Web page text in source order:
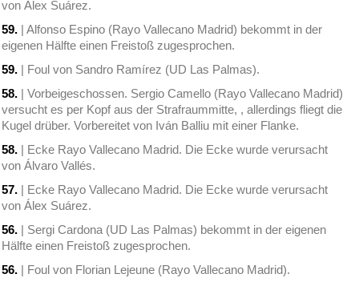
von Álex Suárez.
59. | Alfonso Espino (Rayo Vallecano Madrid) bekommt in der
eigenen Hälfte einen Freistoß zugesprochen.
59. | Foul von Sandro Ramírez (UD Las Palmas).
58. | Vorbeigeschossen. Sergio Camello (Rayo Vallecano Madrid)
versucht es per Kopf aus der Strafraummitte, , allerdings fliegt die
Kugel drüber. Vorbereitet von Iván Balliu mit einer Flanke.
58. | Ecke Rayo Vallecano Madrid. Die Ecke wurde verursacht
von Álvaro Vallés.
57. | Ecke Rayo Vallecano Madrid. Die Ecke wurde verursacht
von Álex Suárez.
56. | Sergi Cardona (UD Las Palmas) bekommt in der eigenen
Hälfte einen Freistoß zugesprochen.
56. | Foul von Florian Lejeune (Rayo Vallecano Madrid).